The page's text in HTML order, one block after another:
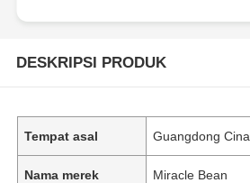
DESKRIPSI PRODUK
Tempat asal Guangdong Cina
Nama merek Miracle Bean